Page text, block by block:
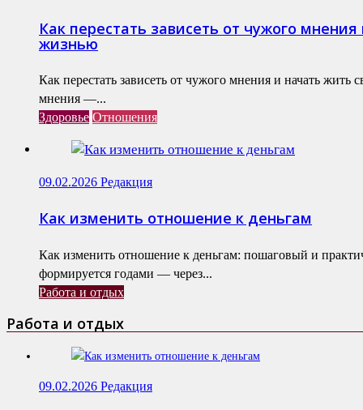
Как перестать зависеть от чужого
жизнью
Как перестать зависеть от чужого мнения и начать жить
мнения —...
Здоровье Отношения
09.02.2026 Редакция
Как изменить отношение к деньгам
Как изменить отношение к деньгам: пошаговый и
формируется годами — через...
Работа и отдых
Работа и отдых
09.02.2026 Редакция